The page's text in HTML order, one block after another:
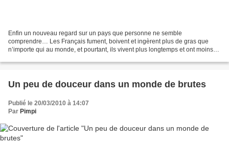
Enfin un nouveau regard sur un pays que personne ne semble
comprendre… Les Français fument, boivent et ingèrent plus de gras que
n’importe qui au monde, et pourtant, ils vivent plus longtemps et ont moins
Un peu de douceur dans un monde de brutes
Publié le 20/03/2010 à 14:07
Par Pimpi